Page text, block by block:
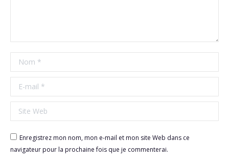
Nom *
E-mail *
Site Web
Enregistrez mon nom, mon e-mail et mon site Web dans ce
navigateur pour la prochaine fois que je commenterai.